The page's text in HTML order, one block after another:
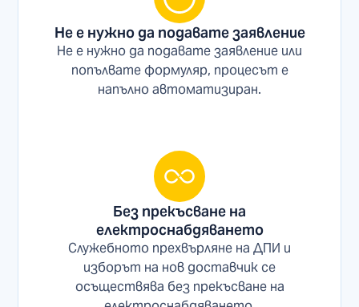
Не е нужно да подавате заявление
Не е нужно да подавате заявление или
попълвате формуляр, процесът е
напълно автоматизиран.
Без прекъсване на
електроснабдяването
Служебното прехвърляне на ДПИ и
изборът на нов доставчик се
осъществява без прекъсване на